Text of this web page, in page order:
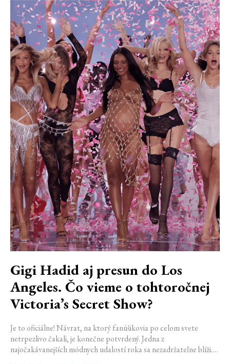
Gigi Hadid aj presun do Los
Angeles. Čo vieme o tohtoročnej
Victoria’s Secret Show?
Je to oficiálne! Návrat, na ktorý fanúšikovia po celom svete
netrpezlivo čakali, je konečne potvrdený. Jedna z
najočakávanejších módnych udalostí roka sa nezadržateľne blíži.